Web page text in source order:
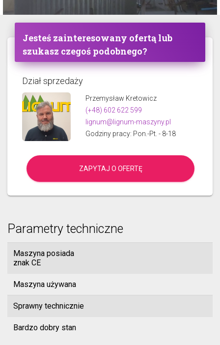
Jesteś zainteresowany ofertą lub
szukasz czegoś podobnego?
Dział sprzedaży
Przemysław Kretowicz
(+48) 602 622 599
lignum@lignum-maszyny.pl
Godziny pracy: Pon.-Pt. - 8-18
ZAPYTAJ O OFERTĘ
Parametry techniczne
Maszyna posiada
znak CE
Maszyna używana
Sprawny technicznie
Bardzo dobry stan